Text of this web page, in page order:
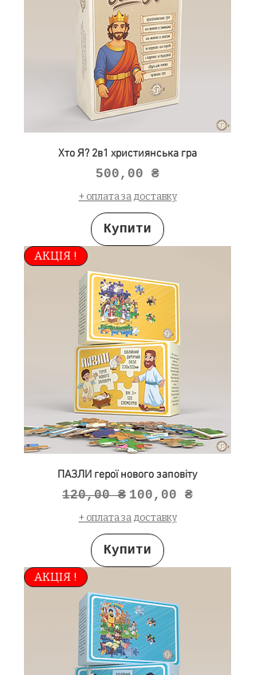
Хто Я? 2в1 християнська гра
Ціна
500,00 ₴
+ оплата за доставку
Купити
АКЦІЯ !
ПАЗЛИ герої нового заповіту
Звичайна ціна
120,00 ₴ За розпродажем
100,00 ₴
+ оплата за доставку
Купити
АКЦІЯ !